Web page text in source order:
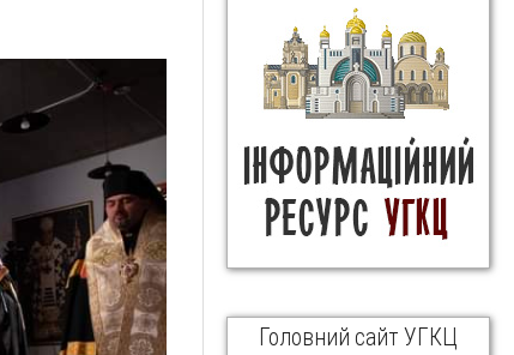
Головний сайт УГКЦ